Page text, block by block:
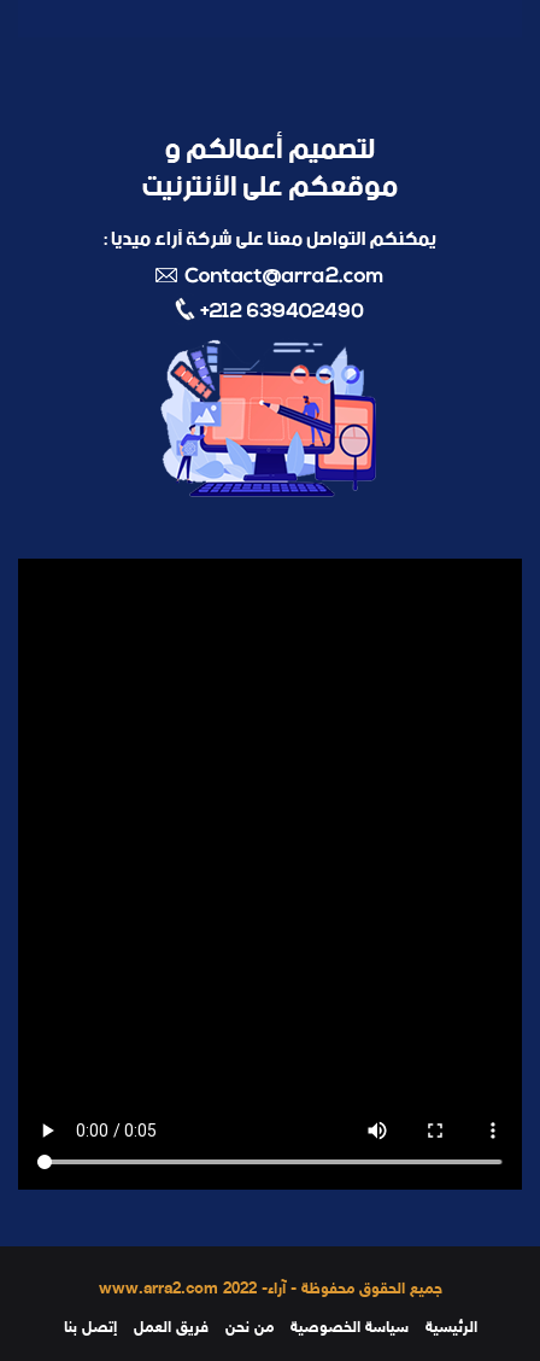
جميع الحقوق محفوظة - آراء- 2022 www.arra2.com
الرئيسية
سياسة الخصوصية من نحن فريق العمل إتصل بنا